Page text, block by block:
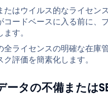
たはウイルス的なライセン
コードベースに入る前に、
ます。
全ライセンスの明確な在庫
ク評価を簡素化します。
ータの不備または